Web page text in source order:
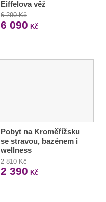
Eiffelova věž
6 290 Kč
6 090 Kč
Pobyt na Kroměřížsku
se stravou, bazénem i
wellness
2 810 Kč
2 390 Kč